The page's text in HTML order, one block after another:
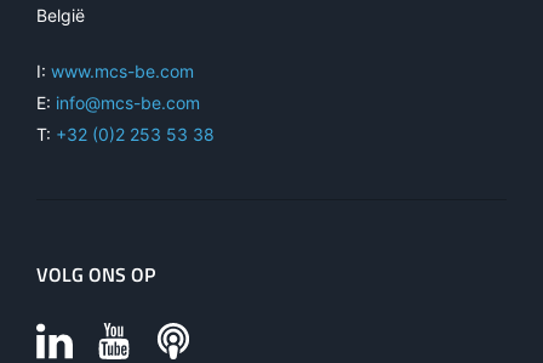
België
I: www.mcs-be.com
E: info@mcs-be.com
T: +32 (0)2 253 53 38
VOLG ONS OP